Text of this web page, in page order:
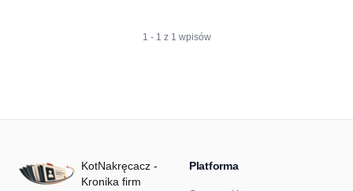
1 - 1 z 1 wpisów
KotNakręcacz -
Kronika firm
Platforma